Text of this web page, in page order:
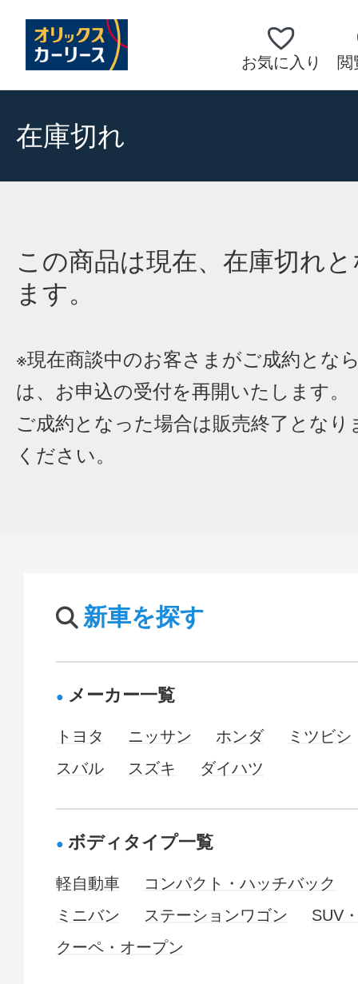
お気に入り 閲
在庫切れ
この商品は現在、在庫切れ
ます。
※現在商談中のお客さまがご成約とな
は、お申込の受付を再開いたします。
ご成約となった場合は販売終了となり
ください。
新車を探す
メーカー一覧
トヨタ ニッサン ホンダ
ミツビシ
スバル
スズキ ダイハツ
ボディタイプ一覧
軽自動車
コンパクト・ハッチバック
ミニバン
ステーションワゴン
SUV
クーペ・オープン